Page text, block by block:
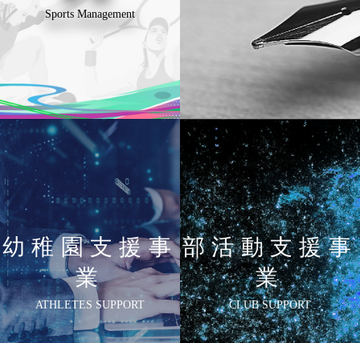
Sports Management
幼稚園支援事
業
ATHLETES SUPPORT
部活動支援事
業
CLUB SUPPORT